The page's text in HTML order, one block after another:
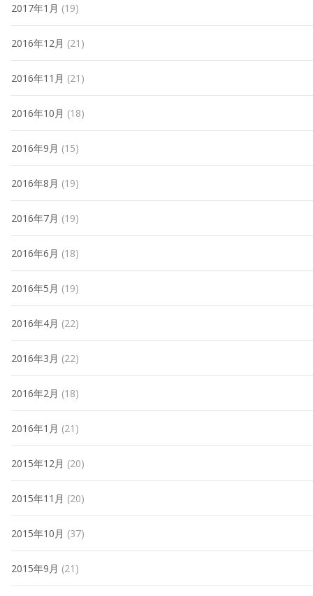
2017年1月 (19)
2016年12月 (21)
2016年11月 (21)
2016年10月 (18)
2016年9月 (15)
2016年8月 (19)
2016年7月 (19)
2016年6月 (18)
2016年5月 (19)
2016年4月 (22)
2016年3月 (22)
2016年2月 (18)
2016年1月 (21)
2015年12月 (20)
2015年11月 (20)
2015年10月 (37)
2015年9月 (21)